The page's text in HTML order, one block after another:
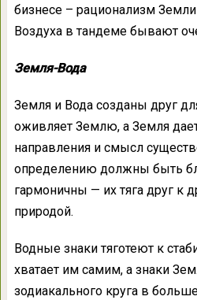
бизнесе – рационализм Земли
Воздуха в тандеме бывают
Земля-Вода
Земля и Вода созданы друг
оживляет Землю, а Земля
направления и смысл
определению должны быть
гармоничны — их тяга друг к
природой.
Водные знаки тяготеют к
хватает им самим, а знаки
зодиакального круга в